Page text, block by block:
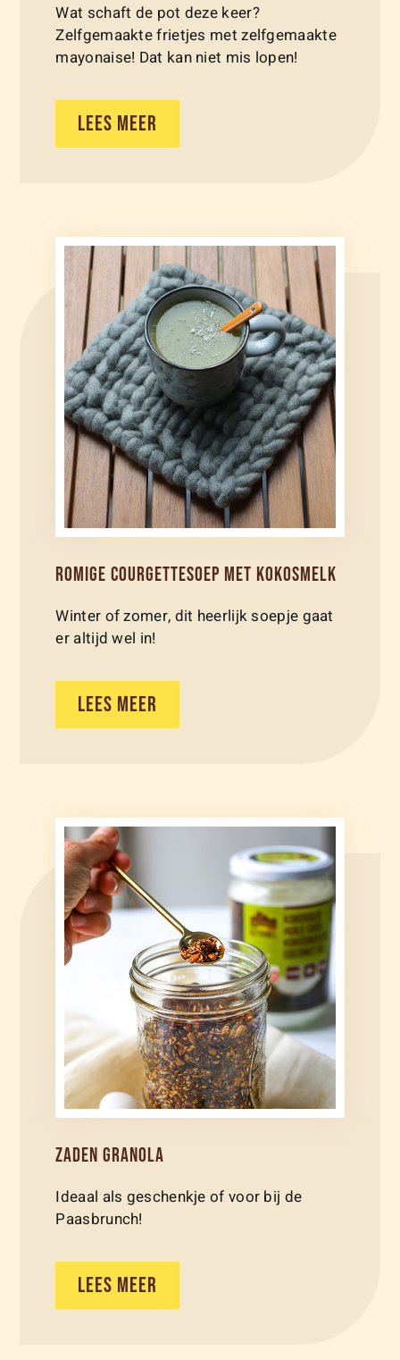
Wat schaft de pot deze keer?
Zelfgemaakte frietjes met zelfgemaakte
mayonaise! Dat kan niet mis lopen!
LEES MEER
ROMIGE COURGETTESOEP MET KOKOSMELK
Winter of zomer, dit heerlijk soepje gaat
er altijd wel in!
LEES MEER
ZADEN GRANOLA
Ideaal als geschenkje of voor bij de
Paasbrunch!
LEES MEER